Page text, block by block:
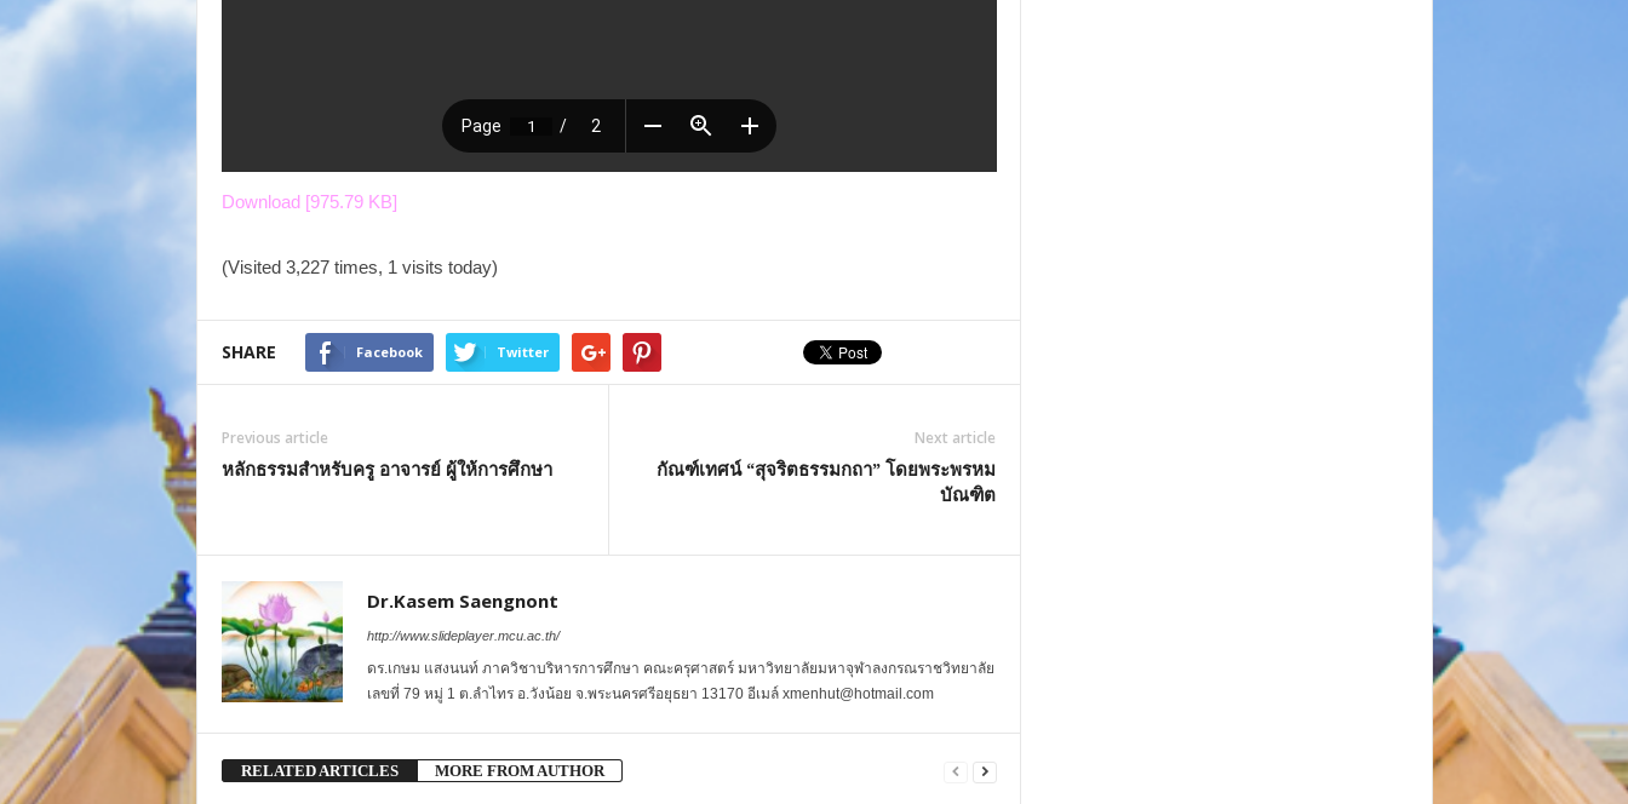
Download [975.79 KB]
(Visited 3,227 times, 1 visits today)
SHARE Facebook Twitter
Previous article
หลักธรรมสำหรับครู อาจารย์ ผู้ให้การศึกษา
Next article
กัณฑ์เทศน์ “สุจริตธรรมกถา” โดยพระพรหม
บัณฑิต
Dr.Kasem Saengnont
http://www.slideplayer.mcu.ac.th/
ดร.เกษม แสงนนท์ ภาควิชาบริหารการศึกษา คณะครุศาสตร์ มหาวิทยาลัยมหาจุฬาลงกรณราชวิทยาลัย
เลขที่ 79 หมู่ 1 ต.ลำไทร อ.วังน้อย จ.พระนครศรีอยุธยา 13170 อีเมล์ xmenhut@hotmail.com
RELATED ARTICLES MORE FROM AUTHOR